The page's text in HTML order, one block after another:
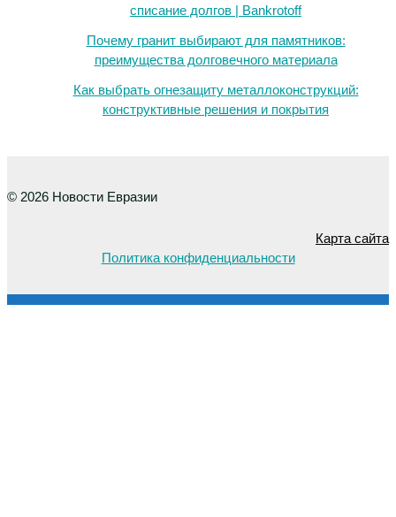
списание долгов | Bankrotoff
Почему гранит выбирают для памятников:
преимущества долговечного материала
Как выбрать огнезащиту металлоконструкций:
конструктивные решения и покрытия
© 2026 Новости Евразии
Карта сайта
Политика конфиденциальности